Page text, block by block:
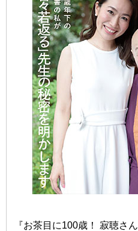
『お茶目に100歳！ 寂聴さ